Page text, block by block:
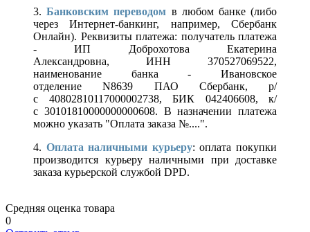
3.Банковским переводом в любом банке (либо
через Интернет-банкинг, например, Сбербанк
Онлайн). Реквизиты платежа: получатель платежа
- ИП Доброхотова Екатерина
Александровна, ИНН 370527069522,
наименование банка - Ивановское
отделение N8639 ПАО Сбербанк, р/
с 40802810117000002738, БИК 042406608, к/
с 30101810000000000608. В назначении платежа
можно указать "Оплата заказа №....".
4. Оплата наличными курьеру: оплата покупки
производится курьеру наличными при доставке
заказа курьерской службой DPD.
Средняя оценка товара
0